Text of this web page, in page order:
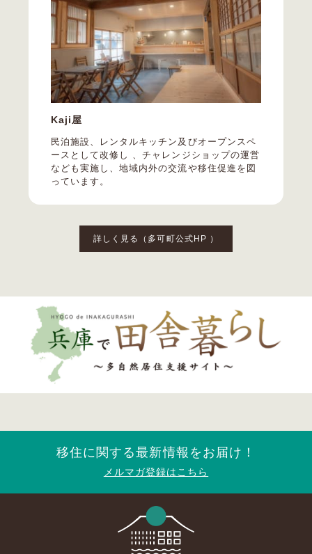
Kaji屋
民泊施設、レンタルキッチン及びオープンスペ
ースとして改修し 、チャレンジショップの運営
なども実施し、地域内外の交流や移住促進を図
っています。
詳しく見る（多可町公式HP ）
移住に関する最新情報をお届け！
メルマガ登録はこちら